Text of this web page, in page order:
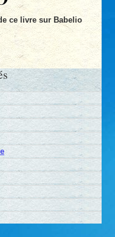
ce livre sur Babelio